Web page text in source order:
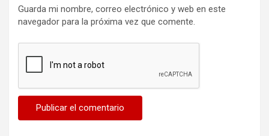
Guarda mi nombre, correo electrónico y web en este
navegador para la próxima vez que comente.